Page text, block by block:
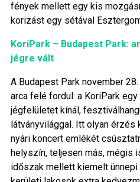
fények mellett egy kis
korizást egy sétával
KoriPark – Budapest Park:
jégre vált
A Budapest Park november
arca felé fordul: a KoriPark
jégfelületet kínál,
látványvilággal. Itt olyan érzés
nyári koncert emlékét
helyszín, teljesen más, mégis
időszak mellett kiemelt ünnepi